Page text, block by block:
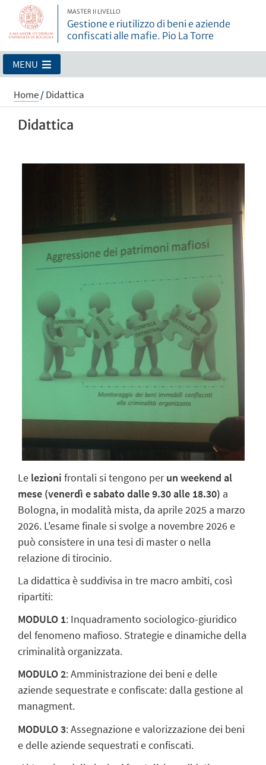
MASTER II LIVELLO
Gestione e riutilizzo di beni e aziende
confiscati alle mafie. Pio La Torre
MENU
Home/Didattica
Didattica
Le lezioni frontali si tengono perun weekend al
mese (venerdì e sabato dalle 9.30 alle 18.30) a
Bologna, in modalità mista, da aprile 2025 a marzo
2026. L'esame finale si svolge a novembre 2026 e
può consistere in una tesi di master o nella
relazione di tirocinio.
La didattica è suddivisa in tre macro ambiti, così
ripartiti:
MODULO 1: Inquadramento sociologico-giuridico
del fenomeno mafioso. Strategie e dinamiche della
criminalità organizzata.
MODULO 2: Amministrazione dei beni e delle
aziende sequestrate e confiscate: dalla gestione al
managment.
MODULO 3: Assegnazione e valorizzazione dei beni
e delle aziende sequestrati e confiscati.